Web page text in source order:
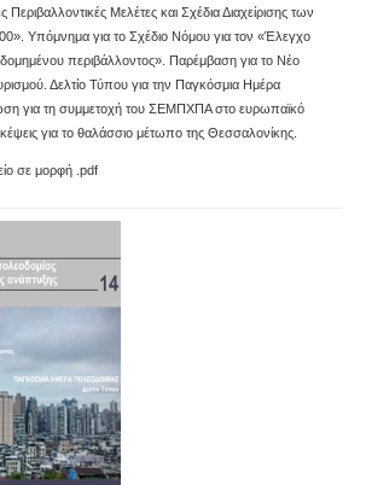
Μελέτες και Σχέδια Διαχείρισης των
Υπόμνημα για το Σχέδιο Νόμου για τον «Έλεγχο
περιβάλλοντος». Παρέμβαση για το Νέο
Δελτίο Τύπου για την Παγκόσμια Ημέρα
για τη συμμετοχή του ΣΕΜΠΧΠΑ στο ευρωπαϊκό
για το θαλάσσιο μέτωπο της Θεσσαλονίκης.
σε μορφή .pdf